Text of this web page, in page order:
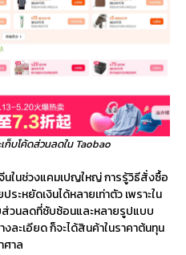
ก็บโค้ดส่วนลดใน Taobao
ในช่วงแคมเปญใหญ่ การรู้วิธีสั่งซื้อ
ะหยัดเงินได้หลายเท่าตัว เพราะใน
วนลดที่ซับซ้อนและหลายรูปแบบ
งละเอียด ก็จะได้สินค้าในราคาต้นทุน
ศาล